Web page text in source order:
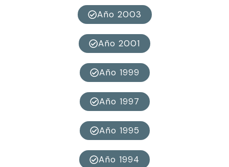
Año 2003
Año 2001
Año 1999
Año 1997
Año 1995
Año 1994